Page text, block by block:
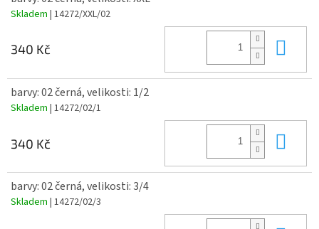
Skladem | 14272/XXL/02
340 Kč
barvy: 02 černá, velikosti: 1/2
Skladem | 14272/02/1
340 Kč
barvy: 02 černá, velikosti: 3/4
Skladem | 14272/02/3